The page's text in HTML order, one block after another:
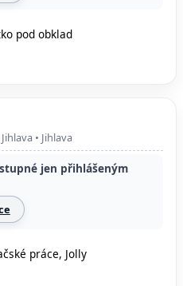
pod obklad
• Jihlava
jen přihlášeným
práce, Jolly